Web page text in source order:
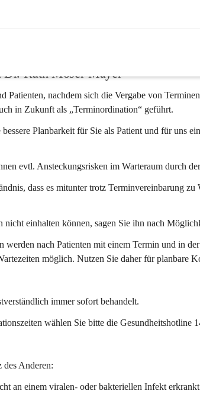
Dr. Ruth Moser-Mayer
Patienten, nachdem sich die Vergabe von
in Zukunft als „Terminordination“ geführt.
Planbarkeit für Sie als Patient und für uns
evtl. Ansteckungsrisken im Warteraum durch
, dass es mitunter trotz Terminvereinbarung zu
nicht einhalten können, sagen Sie ihn nach
werden nach Patienten mit einem Termin und in
möglich. Nutzen Sie daher für planbare
immer sofort behandelt.
wählen Sie bitte die Gesundheitshotline
des Anderen:
an einem viralen- oder bakteriellen Infekt